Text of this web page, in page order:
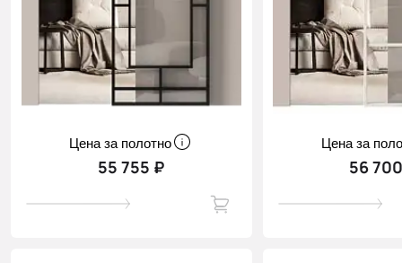
Цена за полотно
55 755 ₽
Цена за
56